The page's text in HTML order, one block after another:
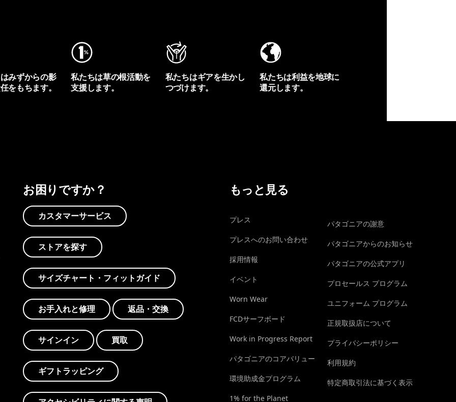
みずからの影
をもちます。
私たちは草の根活動を
支援します。
私たちはギアを生かし
つづけます。
私たちは利益を地球に
還元します。
お困りですか？
カスタマーサービス
ストアを探す
サイズチャート・フィットガイド
お手入れと修理 返品・交換
サインイン 買取
ギフトラッピング
もっと見る
プレス
プレスへのお問い合わせ
採用情報
イベント
Worn Wear
FCDサーフボード
Work in Progress Report
パタゴニアのコアバリュー
環境助成金プログラム
1% for the Planet
パタゴニアの謝意
パタゴニアからのお知らせ
パタゴニアの公式アプリ
プロセールス プログラム
ユニフォーム プログラム
正規取扱店について
プライバシーポリシー
利用規約
特定商取引法に基づく表示